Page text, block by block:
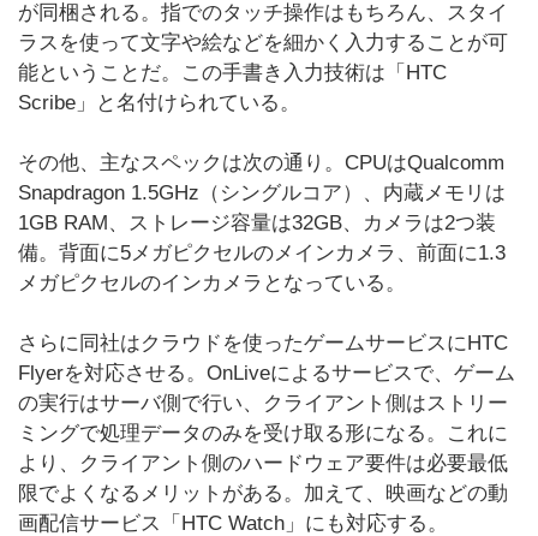
が同梱される。指でのタッチ操作はもちろん、スタイ
ラスを使って文字や絵などを細かく入力することが可
能ということだ。この手書き入力技術は「HTC
Scribe」と名付けられている。
その他、主なスペックは次の通り。CPUはQualcomm
Snapdragon 1.5GHz（シングルコア）、内蔵メモリは
1GB RAM、ストレージ容量は32GB、カメラは2つ装
備。背面に5メガピクセルのメインカメラ、前面に1.3
メガピクセルのインカメラとなっている。
さらに同社はクラウドを使ったゲームサービスにHTC
Flyerを対応させる。OnLiveによるサービスで、ゲーム
の実行はサーバ側で行い、クライアント側はストリー
ミングで処理データのみを受け取る形になる。これに
より、クライアント側のハードウェア要件は必要最低
限でよくなるメリットがある。加えて、映画などの動
画配信サービス「HTC Watch」にも対応する。